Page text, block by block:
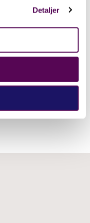
Detaljer
kan du oppleve